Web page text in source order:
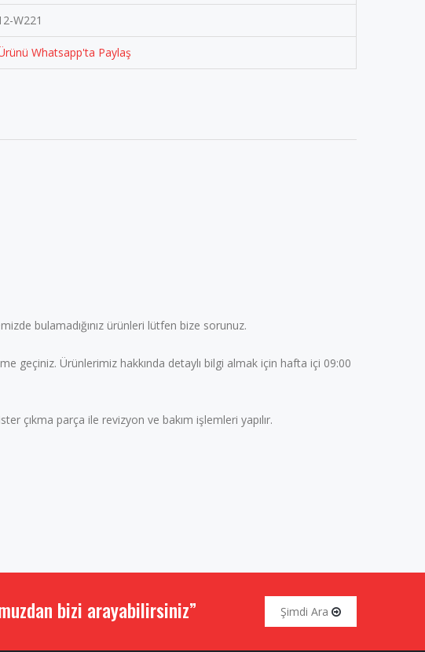
W221
Whatsapp'ta Paylaş
bulamadığınız ürünleri lütfen bize sorunuz.
geçiniz. Ürünlerimiz hakkında detaylı bilgi almak için hafta içi 09:00
çıkma parça ile revizyon ve bakım işlemleri yapılır.
bizi arayabilirsiniz” Şimdi Ara